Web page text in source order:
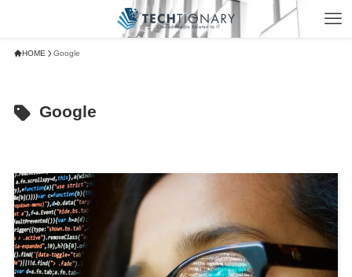
HOME Google
Google